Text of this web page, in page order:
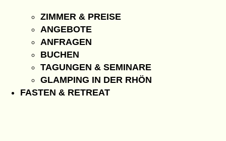
ZIMMER & PREISE
ANGEBOTE
ANFRAGEN
BUCHEN
TAGUNGEN & SEMINARE
GLAMPING IN DER RHÖN
FASTEN & RETREAT